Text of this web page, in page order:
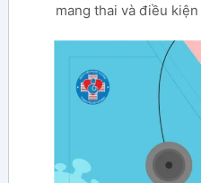
mang thai và điều